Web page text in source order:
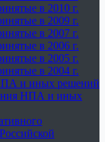
в 2010 г.
в 2009 г.
в 2007 г.
в 2006 г.
в 2005 г.
в 2004 г.
и иных решений
НПА и иных